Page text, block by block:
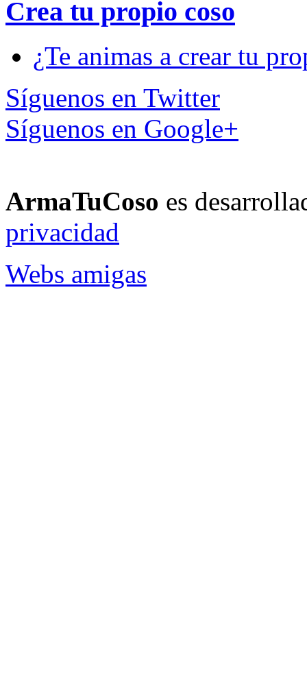
Crea tu propio coso
¿Te animas a crear tu
Síguenos en Twitter
Síguenos en Google+
ArmaTuCoso es
privacidad
Webs amigas